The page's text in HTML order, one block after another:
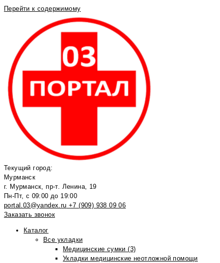
Перейти к содержимому
Текущий город:
Мурманск
г. Мурманск, пр-т. Ленина, 19
Пн-Пт, с 09:00 до 19:00
portal.03@yandex.ru +7 (909) 938 09 06
Заказать звонок
Каталог
Все укладки
Медицинские сумки (3)
Укладки медицинские неотложной помощи